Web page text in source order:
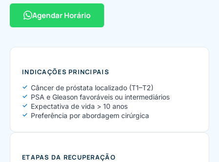
Agendar Horário
INDICAÇÕES PRINCIPAIS
Câncer de próstata localizado (T1–T2)
PSA e Gleason favoráveis ou intermediários
Expectativa de vida > 10 anos
Preferência por abordagem cirúrgica
ETAPAS DA RECUPERAÇÃO